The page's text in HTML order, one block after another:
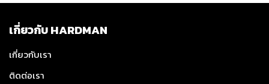
เกี่ยวกับ HARDMAN
เกี่ยวกับเรา
ติดต่อเรา